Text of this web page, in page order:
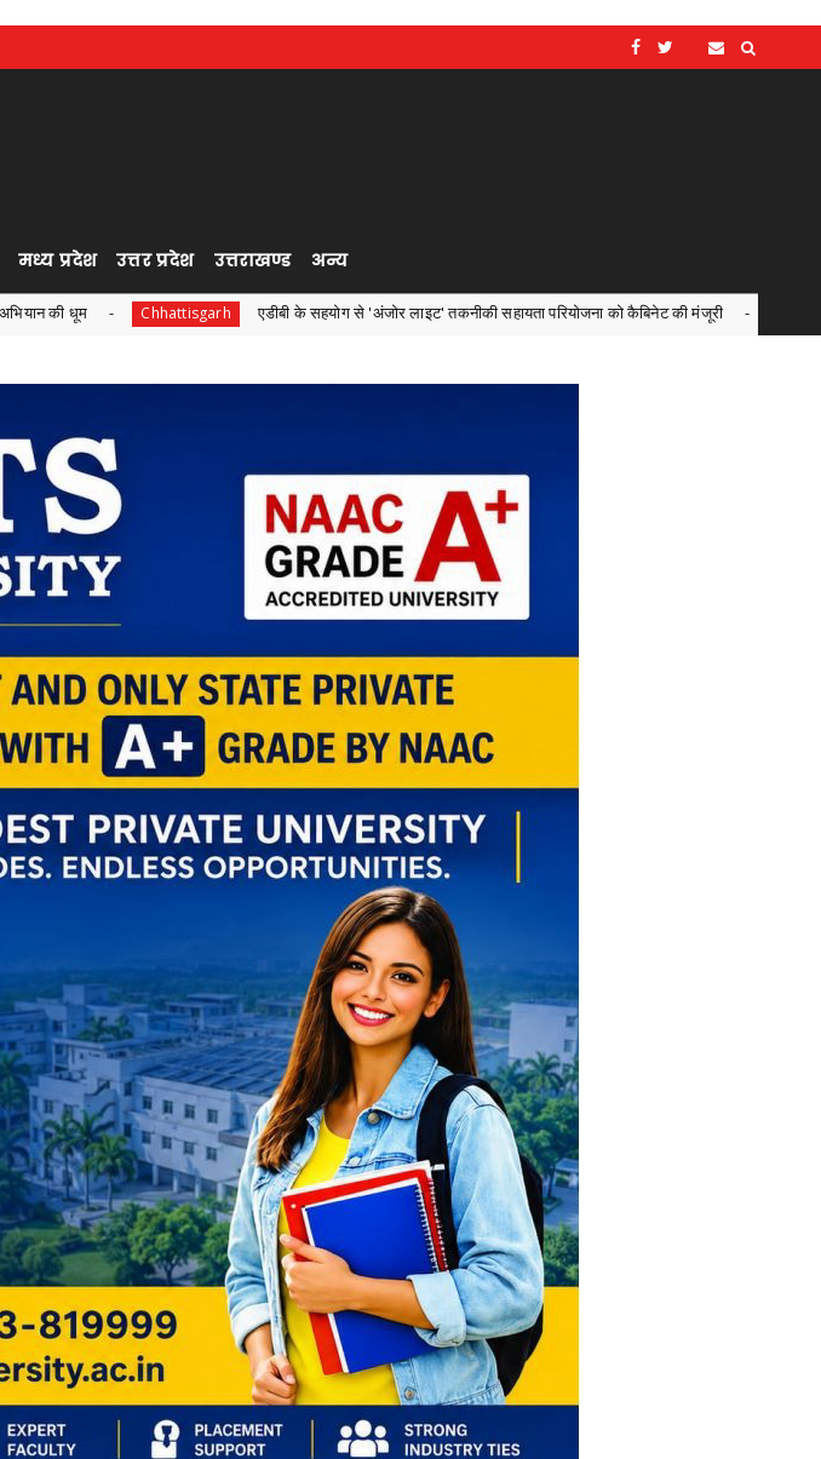
मध्य प्रदेश उत्तर प्रदेश उत्तराखण्ड अन्य
Chhattisgarh एडीबी के सहयोग से 'अंजोर लाइट' तकनीकी सहायता परियोजना को कैबिनेट की मंजूरी Chhattisgarh